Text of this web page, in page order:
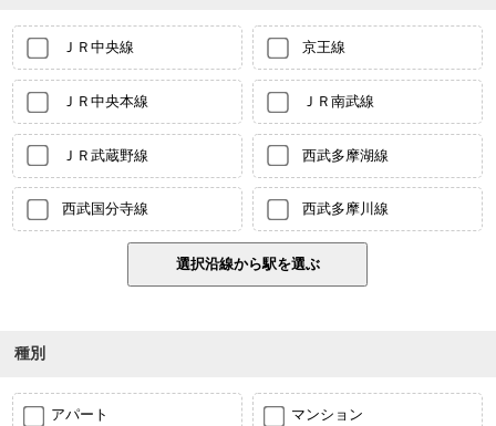
ＪＲ中央線 京王線
ＪＲ中央本線 ＪＲ南武線
ＪＲ武蔵野線 西武多摩湖線
西武国分寺線 西武多摩川線
種別
アパート マンション